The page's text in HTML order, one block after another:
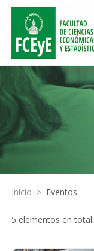
Inicio > Eventos
5 elementos en total: